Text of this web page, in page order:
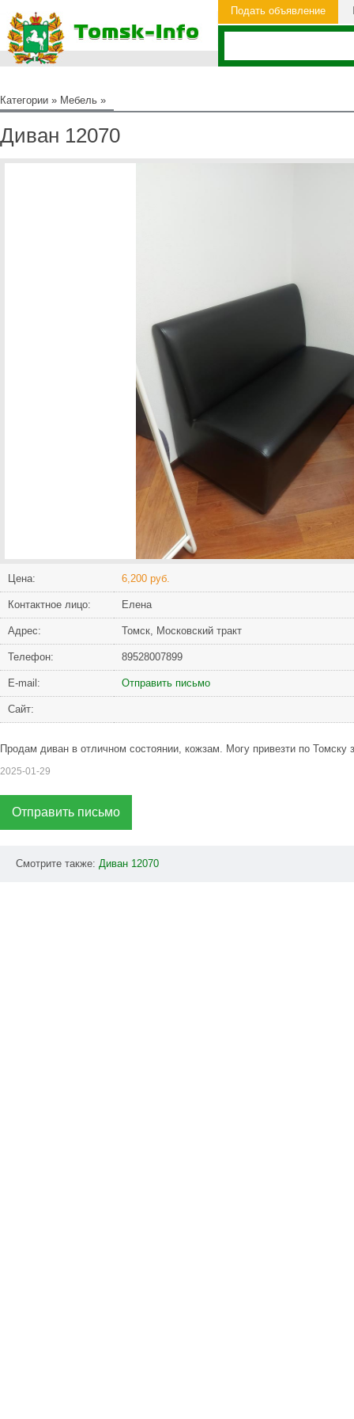
Подать объявление
Категории » Мебель »
Диван 12070
Цена: 6,200 руб.
Контактное лицо: Елена
Адрес: Томск, Московский тракт
Телефон: 89528007899
Е-mail: Отправить письмо
Сайт:
Продам диван в отличном состоянии, кожзам. Могу привезти по Томску
2025-01-29
Отправить письмо
Смотрите также: Диван 12070